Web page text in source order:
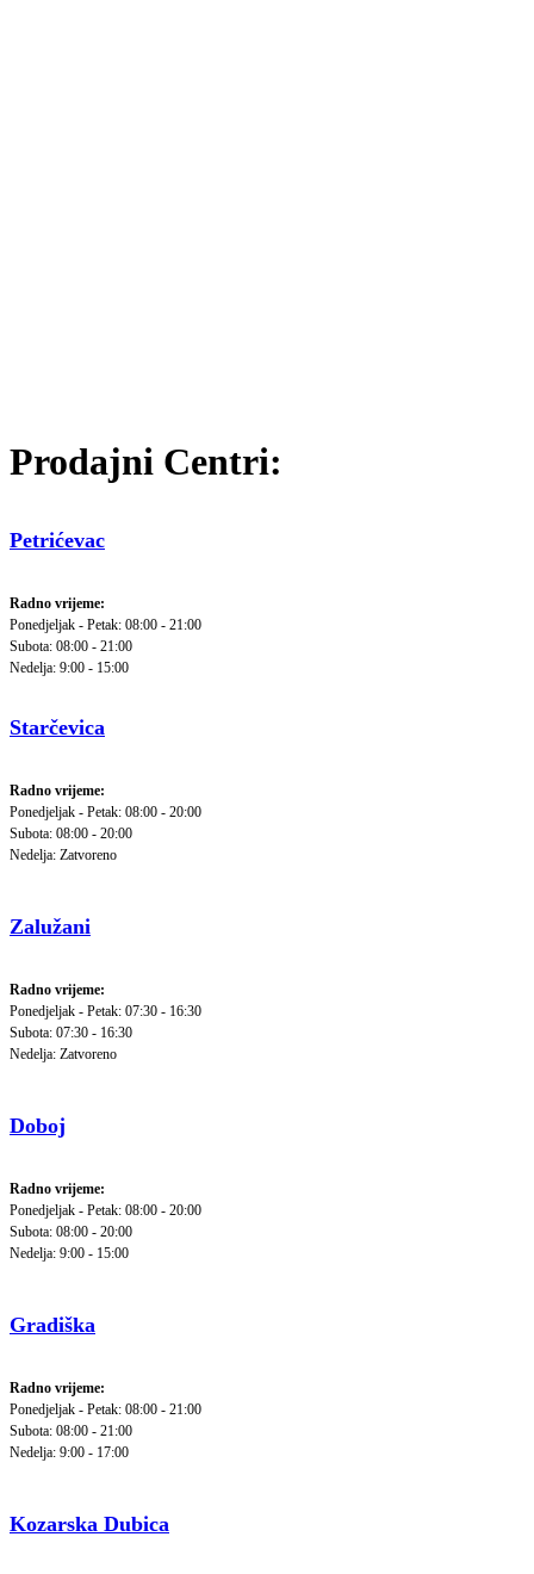
Prodajni Centri:
Petrićevac
Radno vrijeme:
Ponedjeljak - Petak: 08:00 - 21:00
Subota: 08:00 - 21:00
Nedelja: 9:00 - 15:00
Starčevica
Radno vrijeme:
Ponedjeljak - Petak: 08:00 - 20:00
Subota: 08:00 - 20:00
Nedelja: Zatvoreno
Zalužani
Radno vrijeme:
Ponedjeljak - Petak: 07:30 - 16:30
Subota: 07:30 - 16:30
Nedelja: Zatvoreno
Doboj
Radno vrijeme:
Ponedjeljak - Petak: 08:00 - 20:00
Subota: 08:00 - 20:00
Nedelja: 9:00 - 15:00
Gradiška
Radno vrijeme:
Ponedjeljak - Petak: 08:00 - 21:00
Subota: 08:00 - 21:00
Nedelja: 9:00 - 17:00
Kozarska Dubica